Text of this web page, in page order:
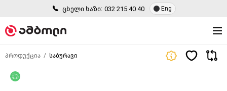
ცხელი ხაზი: 032 215 40 40 Eng
პროდუქცია საბურავი